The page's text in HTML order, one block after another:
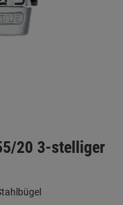
20 3-stelliger